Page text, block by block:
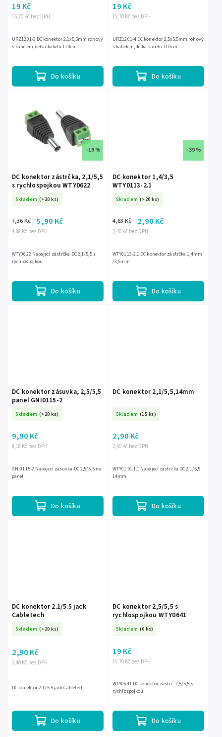
15,70 Kč bez DPH
19 Kč
Do košíku
URZ1201-3 DC konektor 2,1x5,5mm rohový
s kabelem, délka kabelu 110cm
15,70 Kč bez DPH
19 Kč
Do košíku
URZ1201-4 DC konektor 2,5x5,5mm rohový
s kabelem, délka kabelu 110cm
–19 %
DC konektor zástrčka, 2,1/5,5
s rychlospojkou WTY0622
Skladem (>20 ks)
4,88 Kč bez DPH
7,36 Kč 5,90 Kč
Do košíku
WTY0622 Napájecí zástrčka DC 2,1/5,5 s
rychlospojkou
–39 %
DC konektor 1,4/3,5
WTY0113-2.1
Skladem (>20 ks)
2,40 Kč bez DPH
4,83 Kč 2,90 Kč
Do košíku
WTY0113-2.1 DC konektor zástrčka 1,4mm
/3,5mm
DC konektor zásuvka, 2,5/5,5
panel GNI0115-2
Skladem (>20 ks)
8,18 Kč bez DPH
9,90 Kč
Do košíku
GNI0115-2 Napájecí zásuvka DC 2,5/5,5 na
panel
DC konektor 2,1/5,5,14mm
Skladem (15 ks)
2,40 Kč bez DPH
2,90 Kč
Do košíku
WTY0110-1.1 Napájecí zástrčka DC 2,1/5,5
14mm
DC konektor 2.1/5.5 jack
Cabletech
Skladem (>20 ks)
2,40 Kč bez DPH
2,90 Kč
Do košíku
DC konektor 2.1/5.5 jack Cabletech
DC konektor 2,5/5,5 s
rychlospojkou WTY0641
Skladem (6 ks)
15,70 Kč bez DPH
19 Kč
Do košíku
WTY0641 DC konektor zástrč. 2,5/5,5 s
rychlospojkou